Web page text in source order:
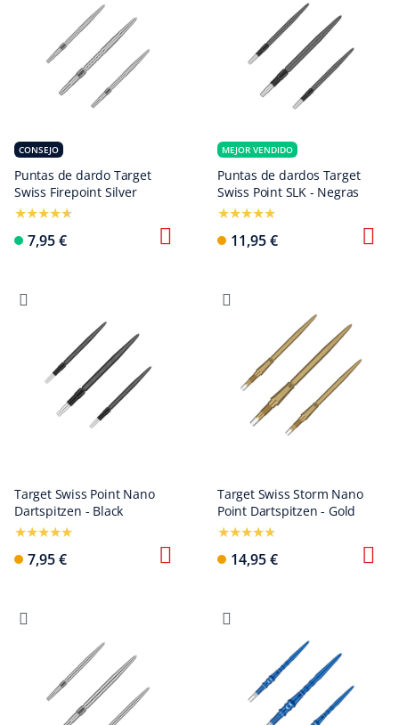
CONSEJO
Puntas de dardo Target
Swiss Firepoint Silver
7,95 €
MEJOR VENDIDO
Puntas de dardos Target
Swiss Point SLK - Negras
11,95 €
Target Swiss Point Nano
Dartspitzen - Black
7,95 €
Target Swiss Storm Nano
Point Dartspitzen - Gold
14,95 €